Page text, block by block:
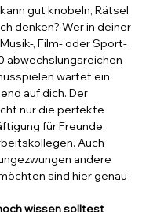
gut knobeln, Rätsel
denken? Wer in deiner
, Film- oder Sport-
abwechslungsreichen
wartet ein
auf dich. Der
nur die perfekte
für Freunde,
Auch
andere
sind hier genau
wissen solltest